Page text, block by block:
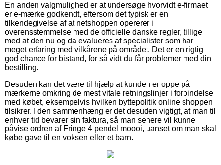
En anden valgmulighed er at undersøge hvorvidt e-firmaet
er e-mærke godkendt, eftersom det typisk er en
tilkendegivelse af at netshoppen opererer i
overensstemmelse med de officielle danske regler, tillige
med at den nu og da evalueres af specialister som har
meget erfaring med vilkårene på området. Det er en rigtig
god chance for bistand, for så vidt du får problemer med din
bestilling.
Desuden kan det være til hjælp at kunden er oppe på
mærkerne omkring de mest vitale retningslinjer i forbindelse
med købet, eksempelvis hvilken byttepolitik online shoppen
tilsikrer. I den sammenhæng er det desuden vigtigt, at man til
enhver tid bevarer sin faktura, så man senere vil kunne
påvise ordren af Fringe 4 pendel moooi, uanset om man skal
købe gave til en voksen eller et barn.